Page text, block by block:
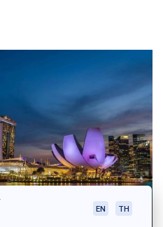
EN TH